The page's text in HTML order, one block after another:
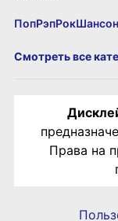
ПопРэпРокШансон
Смотреть все
Права на